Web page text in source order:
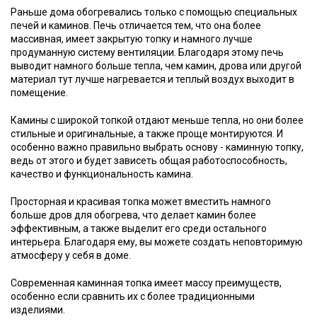
Раньше дома обогревались только с помощью специальных
печей и каминов. Печь отличается тем, что она более
массивная, имеет закрытую топку и намного лучше
продуманную систему вентиляции. Благодаря этому печь
выводит намного больше тепла, чем камин, дрова или другой
материал тут лучше нагревается и теплый воздух выходит в
помещение.
Камины с широкой топкой отдают меньше тепла, но они более
стильные и оригинальные, а также проще монтируются. И
особенно важно правильно выбрать основу - каминную топку,
ведь от этого и будет зависеть общая работоспособность,
качество и функциональность камина.
Просторная и красивая топка может вместить намного
больше дров для обогрева, что делает камин более
эффективным, а также выделит его среди остального
интерьера. Благодаря ему, вы можете создать неповторимую
атмосферу у себя в доме.
Современная каминная топка имеет массу преимуществ,
особенно если сравнить их с более традиционными
изделиями.